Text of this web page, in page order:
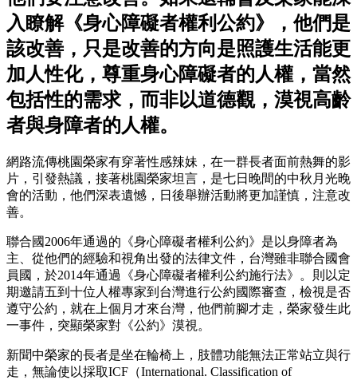
入瞭解《身心障礙者權利公約》，他們是
該改善，只是改善的方向是照護生活能更
加人性化，尊重身心障礙者的人權，當然
包括性的需求，而非以道德觀，漠視高齡
者與身障者的人權。
網路流傳桃園榮家有穿著性感辣妹，在一群長者面前熱舞的影
片，引發熱議，接著桃園榮家坦言，是七日晚間的中秋月光晚
會的活動，他們深表遺憾，日後舉辦活動將更加謹慎，注意改
善。
聯合國2006年通過的《身心障礙者權利公約》是以身障者為
主、從他們的經驗和視角出發的法律文件，台灣雖非聯合國會
員國，於2014年通過《身心障礙者權利公約施行法》。則以定
期邀請五到十位人權專家到台灣進行公約國際審查，檢視是否
遵守公約，就在上個月才來台灣，他們前腳才走，榮家發生此
一事件，突顯榮家對《公約》漠視。
新聞中榮家的長者是坐在輪椅上，肢體功能無法正常站立與行
走，無論使以採取ICF（International. Classification of